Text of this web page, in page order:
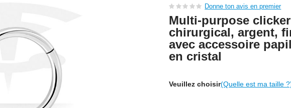
Donne ton avis en premier
Multi-purpose
chirurgical, argent,
avec accessoire
en cristal
Veuillez choisir(Quelle est ma taille